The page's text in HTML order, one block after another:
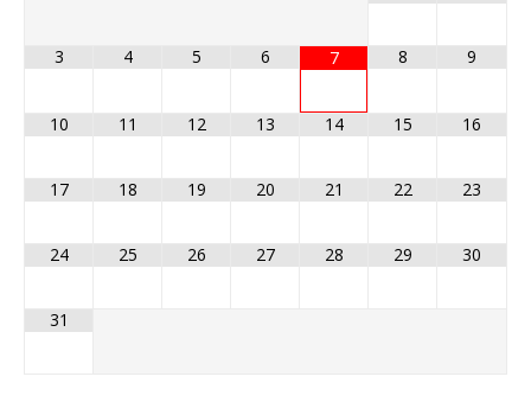
3 4 5 6 7 8 9
10 11 12 13 14 15 16
17 18 19 20 21 22 23
24 25 26 27 28 29 30
31